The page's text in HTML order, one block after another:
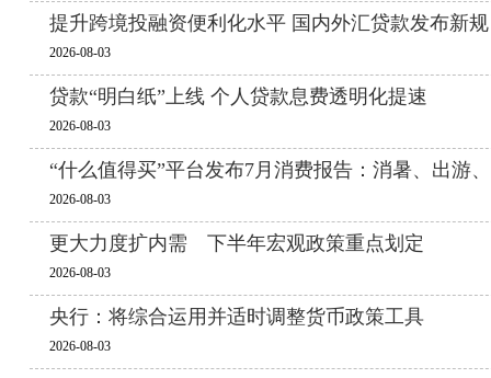
提升跨境投融资便利化水平 国内外汇贷款发布新规
2026-08-03
贷款“明白纸”上线 个人贷款息费透明化提速
2026-08-03
“什么值得买”平台发布7月消费报告：消暑、出游
2026-08-03
更大力度扩内需 下半年宏观政策重点划定
2026-08-03
央行：将综合运用并适时调整货币政策工具
2026-08-03